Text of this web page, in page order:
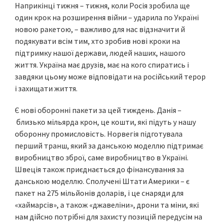
Наприкінці тижня – тижня, коли Росія зробила ще
один крок на розширення війни – ударила по Україні
новою ракетою, – важливо для нас відзначити й
подякувати всім тим, хто зробив нові кроки на
підтримку нашої держави, людей наших, нашого
життя. Україна має друзів, має на кого спиратись і
завдяки цьому може відповідати на російський терор
і захищати життя.
Є нові оборонні пакети за цей тиждень. Данія –
близько мільярда крон, це кошти, які підуть у нашу
оборонну промисловість. Норвегія підготувала
перший транш, який за данською моделлю підтримає
виробництво зброї, саме виробництво в Україні.
Швеція також приєднається до фінансування за
данською моделлю. Сполучені Штати Америки – є
пакет на 275 мільйонів доларів, і це снаряди для
«хаймарсів», а також «джавеліни», дрони та міни, які
нам дійсно потрібні для захисту позицій передусім на